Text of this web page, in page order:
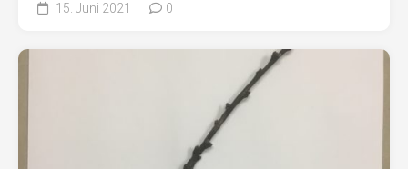
15. Juni 2021 0